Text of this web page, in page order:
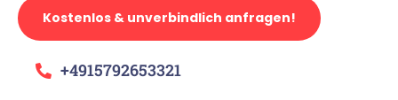
Kostenlos & unverbindlich anfragen!
+4915792653321